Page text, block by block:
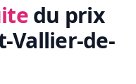
du prix
Vallier-de-